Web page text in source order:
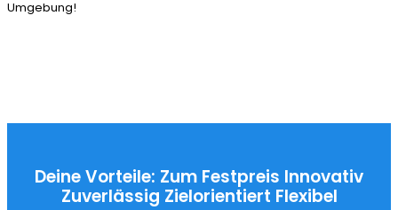
Umgebung!
Deine Vorteile: Zum Festpreis Innovativ
Zuverlässig Zielorientiert Flexibel